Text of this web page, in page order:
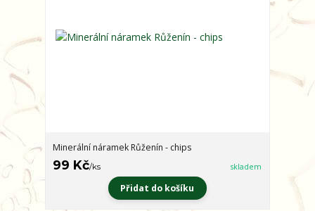
Minerální náramek Růženín - chips
99 Kč/ks skladem
Přidat do košíku